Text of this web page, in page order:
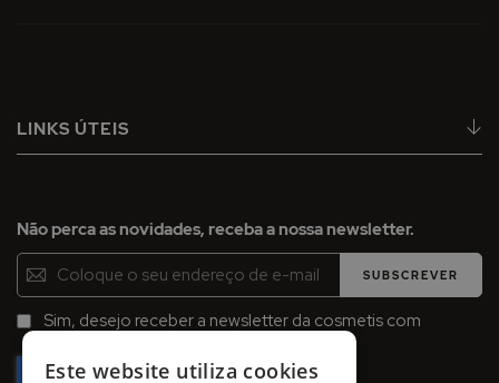
LINKS ÚTEIS
Não perca as novidades, receba a nossa newsletter.
Inscreva-
se
na
Newsletter:
SUBSCREVER
Sim, desejo receber a newsletter da cosmetis com
Este website utiliza cookies